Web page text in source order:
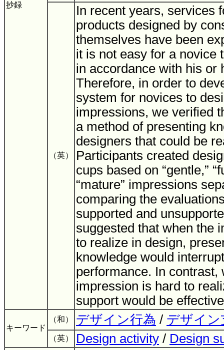
抄録
（英）
In recent years, services
products designed by
themselves have been
it is not easy for a novice
in accordance with his or
Therefore, in order to
system for novices to
impressions, we verified
a method of presenting
designers that could be
Participants created
cups based on “gentle,”
“mature” impressions
comparing the
supported and
suggested that when the
to realize in design,
knowledge would
performance. In contrast,
impression is hard to
support would be
キーワード
（和） デザイン行為 / デザイン
（英） Design activity / Design